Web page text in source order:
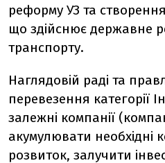
реформу УЗ та створення
що здійснює державне
транспорту.
Наглядовій раді та
перевезення категорії
залежні компанії
акумулювати необхідні
розвиток, залучити